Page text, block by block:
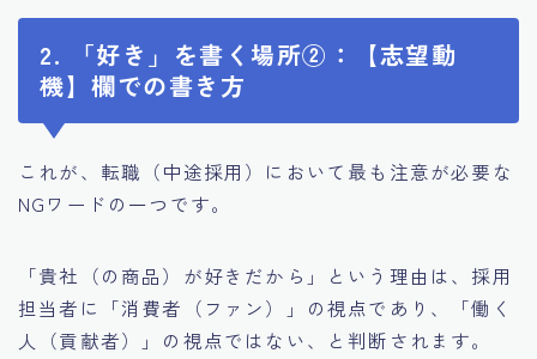
2. 「好き」を書く場所②：【志望動
機】欄での書き方
これが、転職（中途採用）において最も注意が必要な
NGワードの一つです。
「貴社（の商品）が好きだから」という理由は、採用
担当者に「消費者（ファン）」の視点であり、「働く
人（貢献者）」の視点ではない、と判断されます。